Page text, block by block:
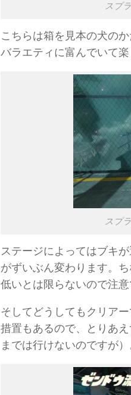
スプ
こちらは箱を見本の犬の
バラエティに富んでいて楽
スプ
ステージによってはブキ
がずいぶん変わります。
低いとは限らないので注意
そしてどうしてもクリア
措置もあるので、とりあ
までは行けないのですが）